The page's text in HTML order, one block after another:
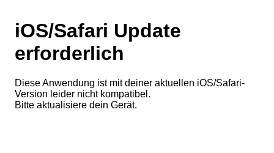
iOS/Safari Update
erforderlich
Diese Anwendung ist mit deiner aktuellen iOS/Safari-
Version leider nicht kompatibel.
Bitte aktualisiere dein Gerät.